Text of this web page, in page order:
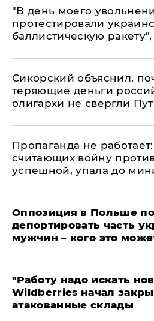
​"В день моего
протестировали
баллистическую
Сикорский объяснил,
теряющие деньги
олигархи не свергли
​Пропаганда не
считающих войну
успешной, упала до
Оппозиция в Польше
депортировать часть
мужчин – кого это
"Работу надо искать
Wildberries начал
атакованные склады